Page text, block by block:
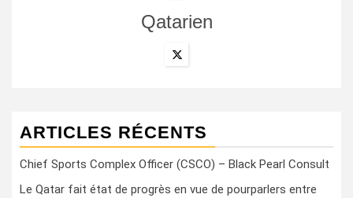
Qatarien
ARTICLES RÉCENTS
Chief Sports Complex Officer (CSCO) – Black Pearl Consult
Le Qatar fait état de progrès en vue de pourparlers entre